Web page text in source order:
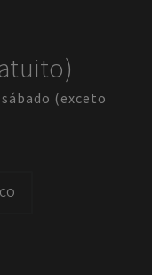
sábado (exceto